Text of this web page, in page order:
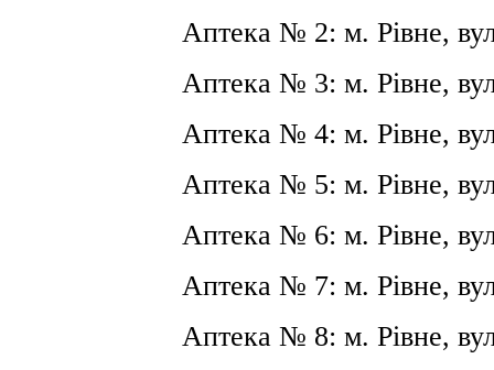
Аптека № 2: м. Рівне,
Аптека № 3: м. Рівне,
Аптека № 4: м. Рівне,
Аптека № 5: м. Рівне,
Аптека № 6: м. Рівне,
Аптека № 7: м. Рівне,
Аптека № 8: м. Рівне,